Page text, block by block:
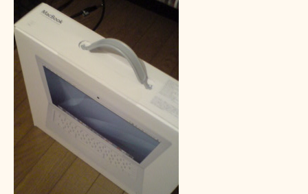
け
へ
の